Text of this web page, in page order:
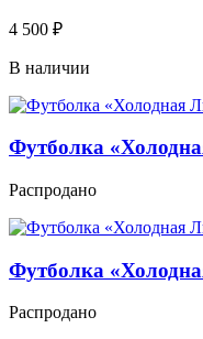
4 500 ₽
В наличии
Футболка
Распродано
Футболка
Распродано